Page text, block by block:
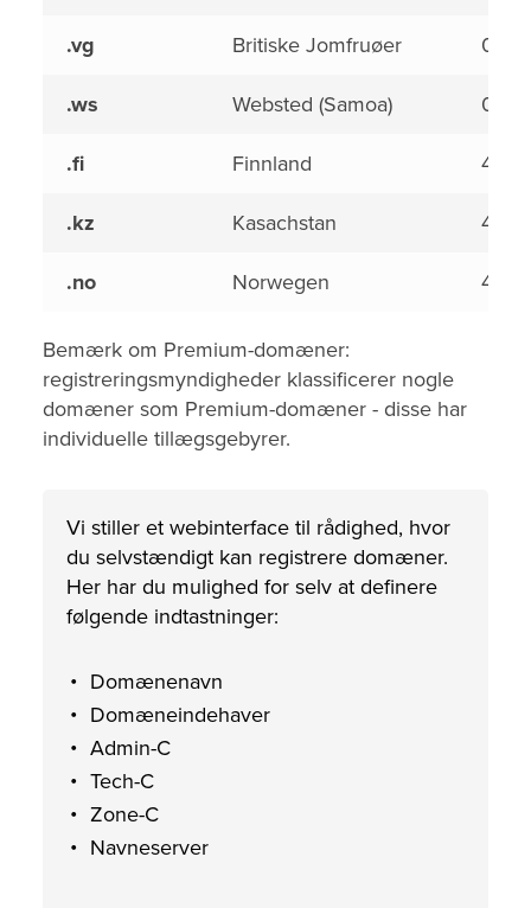
.vg Britiske Jomfruøer 0,00
.ws Websted (Samoa) 0,00
.fi Finnland 4,50
.kz Kasachstan 4,50
.no Norwegen 4,50
Bemærk om Premium-domæner:
registreringsmyndigheder klassificerer nogle
domæner som Premium-domæner - disse har
individuelle tillægsgebyrer.
Vi stiller et webinterface til rådighed, hvor
du selvstændigt kan registrere domæner.
Her har du mulighed for selv at definere
følgende indtastninger:
Domænenavn
Domæneindehaver
Admin-C
Tech-C
Zone-C
Navneserver